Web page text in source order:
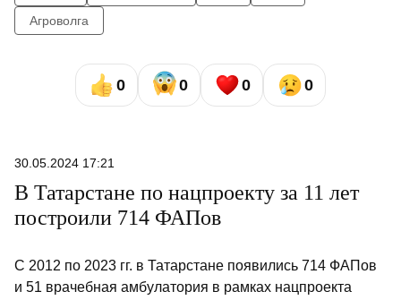
Агроволга
0 0 0 0
30.05.2024 17:21
В Татарстане по нацпроекту за 11 лет
построили 714 ФАПов
С 2012 по 2023 гг. в Татарстане появились 714 ФАПов
и 51 врачебная амбулатория в рамках нацпроекта